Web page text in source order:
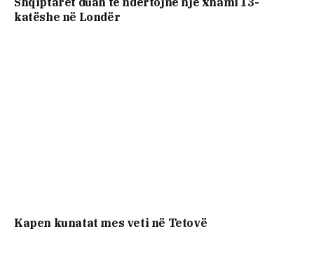
katëshe në Londër
Kapen kunatat mes veti në Tetovë